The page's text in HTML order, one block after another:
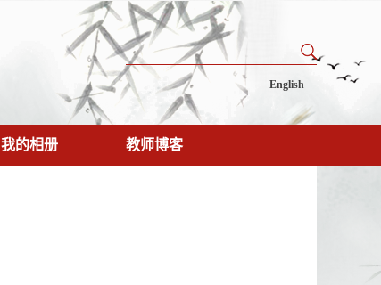
English
我的相册 教师博客